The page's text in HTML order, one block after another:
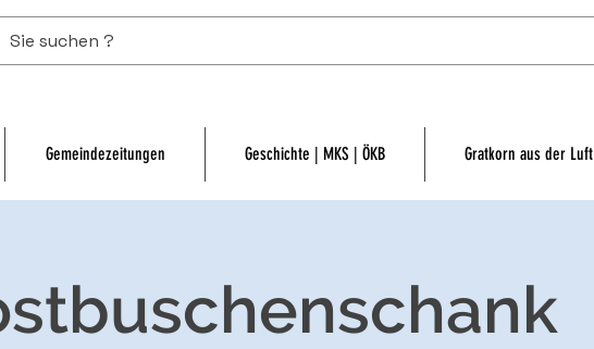
Gemeindezeitungen Geschichte | MKS | ÖKB Gratkorn aus der Luft